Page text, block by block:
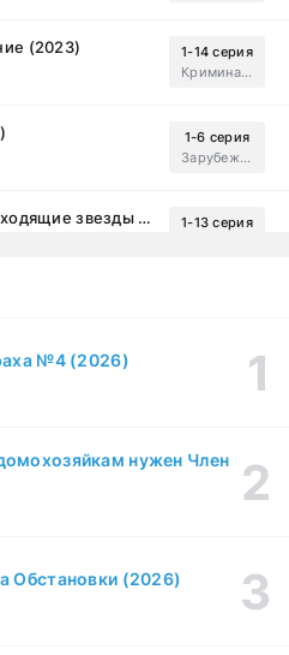
(2023)
1-14 серия
Криминал, Мистический, Триллер, Драма
1-6 серия
Зарубежный, Мелодрама, Драма
Бухта страсти: Восходящие звезды (2000)
1-13 серия
1-6 серия
№4 (2026)
нужен Член
Обстановки (2026)